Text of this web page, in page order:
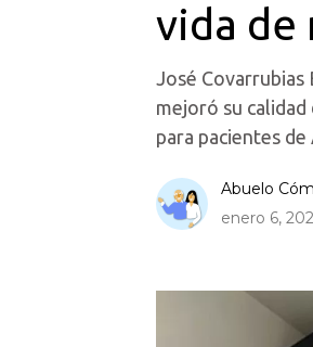
vida de
José Covarrubias
mejoró su
para pacientes
Abuelo
enero 6,